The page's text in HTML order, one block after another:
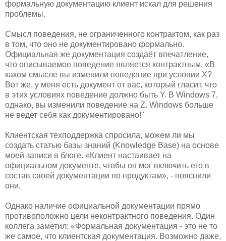
формальную документацию клиент искал для решения
проблемы.
Смысл поведения, не ограниченного контрактом, как раз
в том, что оно не документировано формально.
Официальная же документация создаёт впечатление,
что описываемое поведение является контрактным. «В
каком смысле вы изменили поведение при условии X?
Вот же, у меня есть документ от вас, который гласит, что
в этих условиях поведение должно быть Y. В Windows 7,
однако, вы изменили поведение на Z. Windows больше
не ведет себя как документировано!"
Клиентская техподдержка спросила, можем ли мы
создать статью базы знаний (Knowledge Base) на основе
моей записи в блоге. «Клиент настаивает на
официальном документе, чтобы он мог включить его в
состав своей документации по продуктам», - пояснили
они.
Однако наличие официальной документации прямо
противоположно цели неконтрактного поведения. Один
коллега заметил: «Формальная документация - это не то
же самое, что клиентская документация. Возможно даже,